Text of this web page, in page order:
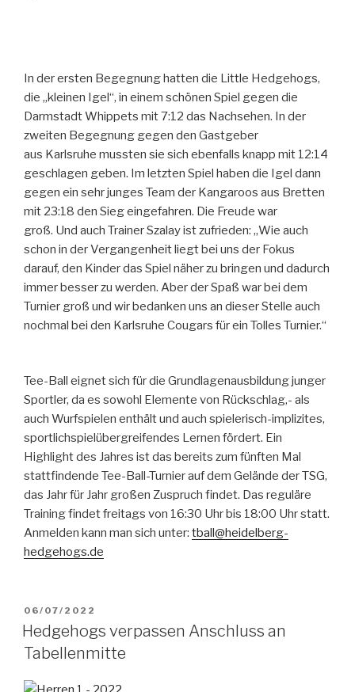
In der ersten Begegnung hatten die Little Hedgehogs,
die „kleinen Igel“, in einem schönen Spiel gegen die
Darmstadt Whippets mit 7:12 das Nachsehen. In der
zweiten Begegnung gegen den Gastgeber
aus Karlsruhe mussten sie sich ebenfalls knapp mit 12:14
geschlagen geben. Im letzten Spiel haben die Igel dann
gegen ein sehr junges Team der Kangaroos aus Bretten
mit 23:18 den Sieg eingefahren. Die Freude war
groß. Und auch Trainer Szalay ist zufrieden: „Wie auch
schon in der Vergangenheit liegt bei uns der Fokus
darauf, den Kinder das Spiel näher zu bringen und dadurch
immer besser zu werden. Aber der Spaß war bei dem
Turnier groß und wir bedanken uns an dieser Stelle auch
nochmal bei den Karlsruhe Cougars für ein Tolles Turnier.“
Tee-Ball eignet sich für die Grundlagenausbildung junger
Sportler, da es sowohl Elemente von Rückschlag,- als
auch Wurfspielen enthält und auch spielerisch-implizites,
sportlichspielübergreifendes Lernen fördert. Ein
Highlight des Jahres ist das bereits zum fünften Mal
stattfindende Tee-Ball-Turnier auf dem Gelände der TSG,
das Jahr für Jahr großen Zuspruch findet. Das reguläre
Training findet freitags von 16:30 Uhr bis 18:00 Uhr statt.
Anmelden kann man sich unter: tball@heidelberg-
hedgehogs.de
VERÖFFENTLICHT
AM
06/07/2022
Hedgehogs verpassen Anschluss an
Tabellenmitte